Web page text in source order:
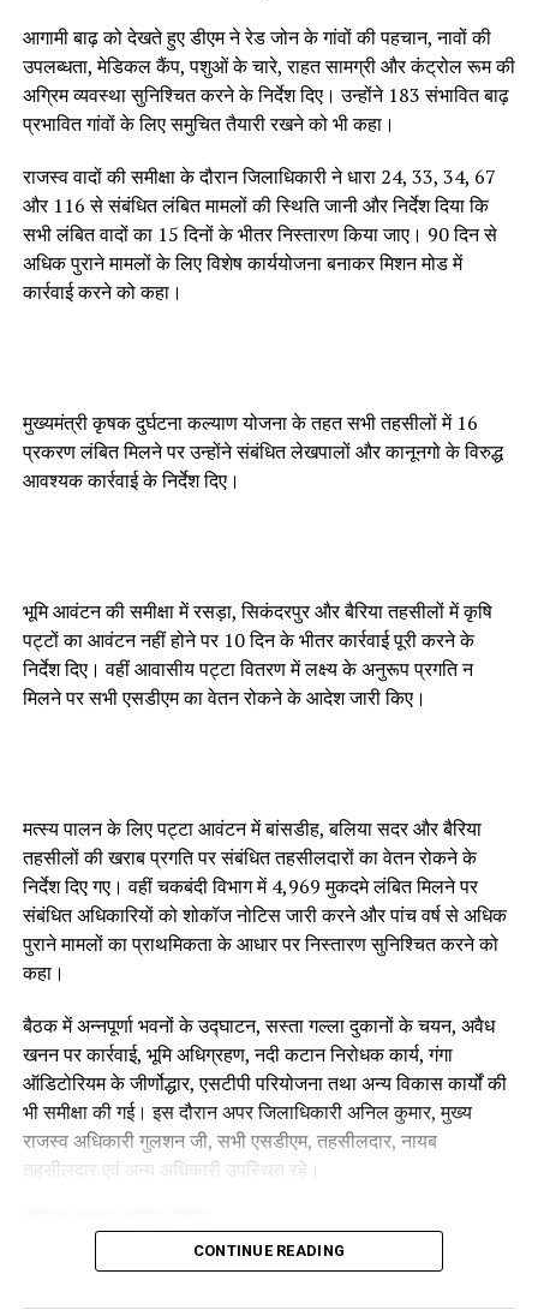
आगामी बाढ़ को देखते हुए डीएम ने रेड जोन के गांवों की पहचान, नावों की
उपलब्धता, मेडिकल कैंप, पशुओं के चारे, राहत सामग्री और कंट्रोल रूम की
अग्रिम व्यवस्था सुनिश्चित करने के निर्देश दिए। उन्होंने 183 संभावित बाढ़
प्रभावित गांवों के लिए समुचित तैयारी रखने को भी कहा।
राजस्व वादों की समीक्षा के दौरान जिलाधिकारी ने धारा 24, 33, 34, 67
और 116 से संबंधित लंबित मामलों की स्थिति जानी और निर्देश दिया कि
सभी लंबित वादों का 15 दिनों के भीतर निस्तारण किया जाए। 90 दिन से
अधिक पुराने मामलों के लिए विशेष कार्ययोजना बनाकर मिशन मोड में
कार्रवाई करने को कहा।
मुख्यमंत्री कृषक दुर्घटना कल्याण योजना के तहत सभी तहसीलों में 16
प्रकरण लंबित मिलने पर उन्होंने संबंधित लेखपालों और कानूनगो के विरुद्ध
आवश्यक कार्रवाई के निर्देश दिए।
भूमि आवंटन की समीक्षा में रसड़ा, सिकंदरपुर और बैरिया तहसीलों में कृषि
पट्टों का आवंटन नहीं होने पर 10 दिन के भीतर कार्रवाई पूरी करने के
निर्देश दिए। वहीं आवासीय पट्टा वितरण में लक्ष्य के अनुरूप प्रगति न
मिलने पर सभी एसडीएम का वेतन रोकने के आदेश जारी किए।
मत्स्य पालन के लिए पट्टा आवंटन में बांसडीह, बलिया सदर और बैरिया
तहसीलों की खराब प्रगति पर संबंधित तहसीलदारों का वेतन रोकने के
निर्देश दिए गए। वहीं चकबंदी विभाग में 4,969 मुकदमे लंबित मिलने पर
संबंधित अधिकारियों को शोकॉज नोटिस जारी करने और पांच वर्ष से अधिक
पुराने मामलों का प्राथमिकता के आधार पर निस्तारण सुनिश्चित करने को
कहा।
बैठक में अन्नपूर्णा भवनों के उद्घाटन, सस्ता गल्ला दुकानों के चयन, अवैध
खनन पर कार्रवाई, भूमि अधिग्रहण, नदी कटान निरोधक कार्य, गंगा
ऑडिटोरियम के जीर्णोद्धार, एसटीपी परियोजना तथा अन्य विकास कार्यों की
भी समीक्षा की गई। इस दौरान अपर जिलाधिकारी अनिल कुमार, मुख्य
राजस्व अधिकारी गुलशन जी, सभी एसडीएम, तहसीलदार, नायब
तहसीलदार एवं अन्य अधिकारी उपस्थित रहे।
Facebook
Twitter
WhatsApp
Share
CONTINUE READING